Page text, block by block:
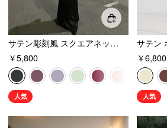
サテン彫刻風 スクエアネック シャーリング マーメイド マキシドレス
￥5,800
人気
￥6,800
人気